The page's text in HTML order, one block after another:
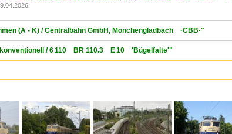
(A - K) / Centralbahn GmbH, Mönchengladbach ·CBB·"
konventionell / 6 110 BR 110.3 E 10 'Bügelfalte'"